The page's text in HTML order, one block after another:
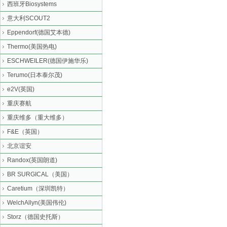
西班牙Biosystems
意大利SCOUT2
Eppendorf(德国艾本德)
Thermo(美国热电)
ESCHWEILER(德国伊施华乐)
Terumo(日本泰尔茂)
e2V(英国)
重庆赛航
重庆维多（重大维多）
F&E（英国）
北京谊安
Randox(英国朗道)
BR SURGICAL（美国）
Caretium（深圳凯特）
WelchAllyn(美国伟伦)
Storz（德国史托斯）